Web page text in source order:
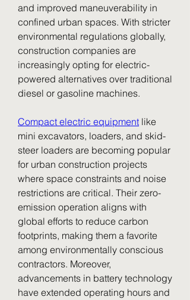
and improved maneuverability in
confined urban spaces. With stricter
environmental regulations globally,
construction companies are
increasingly opting for electric-
powered alternatives over traditional
diesel or gasoline machines.
Compact electric equipment like
mini excavators, loaders, and skid-
steer loaders are becoming popular
for urban construction projects
where space constraints and noise
restrictions are critical. Their zero-
emission operation aligns with
global efforts to reduce carbon
footprints, making them a favorite
among environmentally conscious
contractors. Moreover,
advancements in battery technology
have extended operating hours and